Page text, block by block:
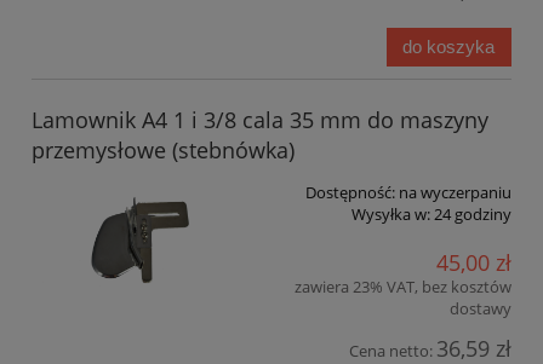
do koszyka
Lamownik A4 1 i 3/8 cala 35 mm do maszyny
przemysłowe (stebnówka)
Dostępność: na wyczerpaniu
Wysyłka w:24 godziny
45,00 zł
zawiera 23% VAT, bez kosztów
dostawy
Cena netto: 36,59 zł